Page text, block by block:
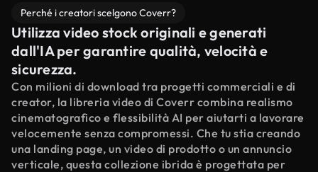
Perché i creatori scelgono Coverr?
Utilizza video stock originali e generati
dall'IA per garantire qualità, velocità e
sicurezza.
Con milioni di download tra progetti commerciali e di
creator, la libreria video di Coverr combina realismo
cinematografico e flessibilità AI per aiutarti a lavorare
velocemente senza compromessi. Che tu stia creando
una landing page, un video di prodotto o un annuncio
verticale, questa collezione ibrida è progettata per